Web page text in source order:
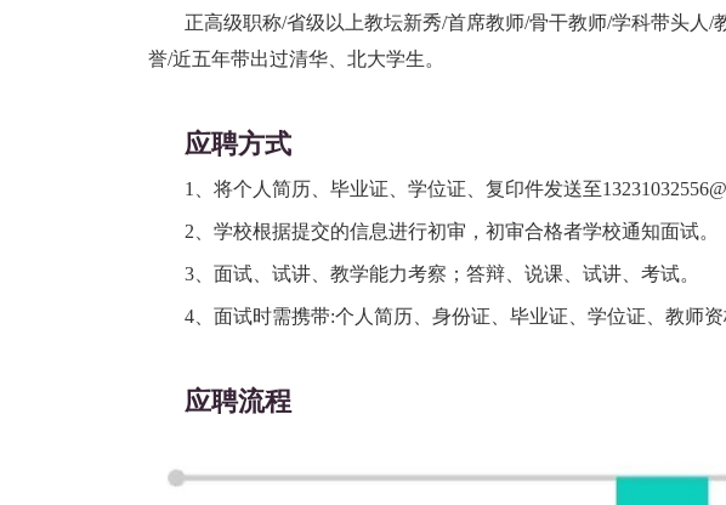
正高级职称/省级以上教坛新秀/首席教师/骨干教师/学科带头人
誉/近五年带出过清华、北大学生。
应聘方式
1、将个人简历、毕业证、学位证、复印件发送至
2、学校根据提交的信息进行初审，初审合格者学校通知面试。
3、面试、试讲、教学能力考察；答辩、说课、试讲、考试。
4、面试时需携带:个人简历、身份证、毕业证、学位证、教师资
应聘流程